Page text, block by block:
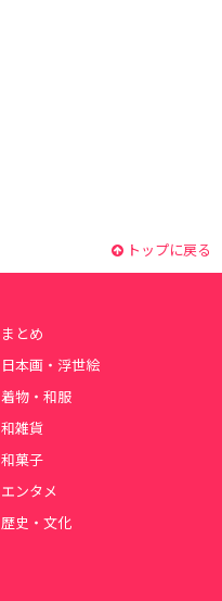
トップに戻る
まとめ
日本画・浮世絵
着物・和服
和雑貨
和菓子
エンタメ
歴史・文化